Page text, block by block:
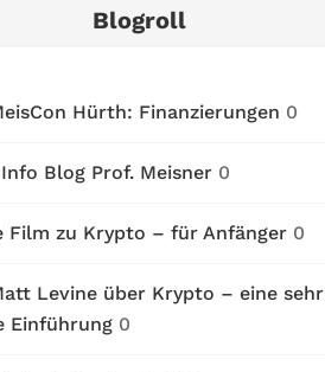
Blogroll
Hürth: Finanzierungen 0
Blog Prof. Meisner 0
Film zu Krypto – für Anfänger 0
Levine über Krypto – eine sehr
Einführung 0